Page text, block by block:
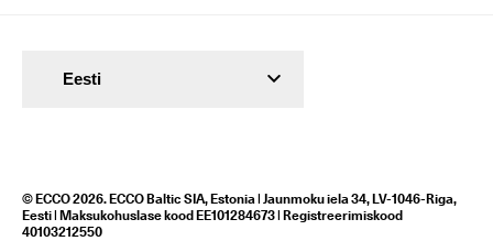
© ECCO 2026. ECCO Baltic SIA, Estonia | Jaunmoku iela 34, LV-1046-Riga,
Eesti | Maksukohuslase kood EE101284673 | Registreerimiskood
40103212550
Eesti